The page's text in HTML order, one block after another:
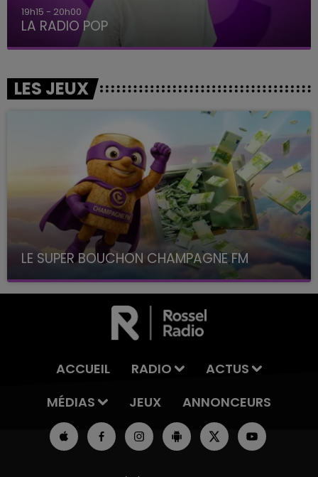
19h15 - 20h00
LA RADIO POP
LES JEUX
LE SUPER BOUCHON CHAMPAGNE FM
avec La Famille Champagne FM, à 8H10
ACCUEIL RADIO
ACTUS
MÉDIAS
JEUX ANNONCEURS